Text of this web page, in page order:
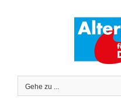
Gehe zu ...